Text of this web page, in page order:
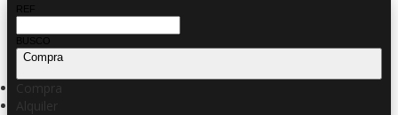
REF
BUSCO
Compra
Compra
Alquiler